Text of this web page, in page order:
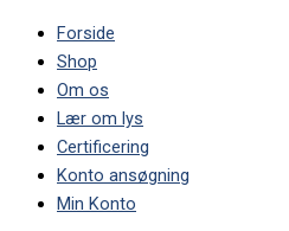
Forside
Shop
Om os
Lær om lys
Certificering
Konto ansøgning
Min Konto